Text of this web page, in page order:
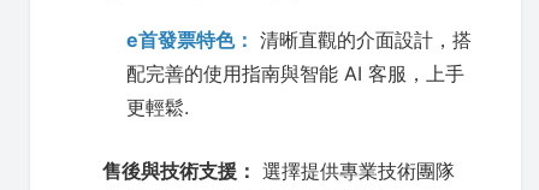
e首發票特色： 清晰直觀的介面設計，搭
配完善的使用指南與智能 AI 客服，上手
更輕鬆.
售後與技術支援： 選擇提供專業技術團隊